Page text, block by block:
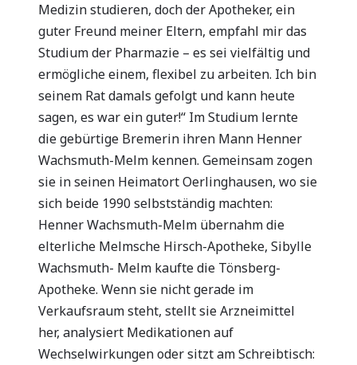
Medizin studieren, doch der Apotheker, ein
guter Freund meiner Eltern, empfahl mir das
Studium der Pharmazie – es sei vielfältig und
ermögliche einem, flexibel zu arbeiten. Ich bin
seinem Rat damals gefolgt und kann heute
sagen, es war ein guter!“ Im Studium lernte
die gebürtige Bremerin ihren Mann Henner
Wachsmuth-Melm kennen. Gemeinsam zogen
sie in seinen Heimatort Oerlinghausen, wo sie
sich beide 1990 selbstständig machten:
Henner Wachsmuth-Melm übernahm die
elterliche Melmsche Hirsch-Apotheke, Sibylle
Wachsmuth- Melm kaufte die Tönsberg-
Apotheke. Wenn sie nicht gerade im
Verkaufsraum steht, stellt sie Arzneimittel
her, analysiert Medikationen auf
Wechselwirkungen oder sitzt am Schreibtisch: